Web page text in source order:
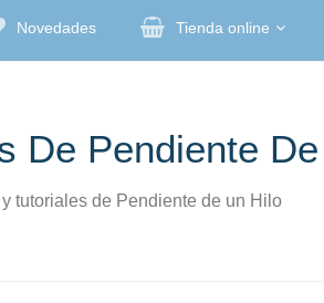
Novedades Tienda online
De Pendiente
tutoriales de Pendiente de un Hilo